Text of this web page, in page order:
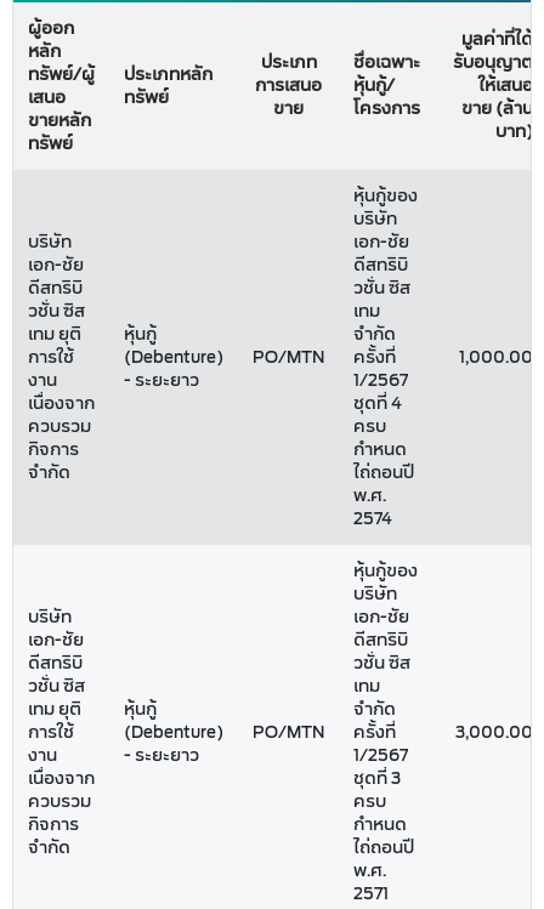
ผู้ออก
หลัก
ทรัพย์/ผู้
เสนอ
ขายหลัก
ทรัพย์
ประเภทหลัก
ทรัพย์
ประเภท
การเสนอ
ขาย
ชื่อเฉพาะ
หุ้นกู้/
โครงการ
มูลค่าที่ได้
รับอนุญาต
ให้เสนอ
ขาย (ล้าน
บาท)
บริษัท
เอก-ชัย
ดีสทริบิ
วชั่น ซิส
เทม ยุติ
การใช้
งาน
เนื่องจาก
ควบรวม
กิจการ
จำกัด
หุ้นกู้
(Debenture)
- ระยะยาว
PO/MTN
หุ้นกู้ของ
บริษัท
เอก-ชัย
ดีสทริบิ
วชั่น ซิส
เทม
จำกัด
ครั้งที่
1/2567
ชุดที่ 4
ครบ
กำหนด
ไถ่ถอนปี
พ.ศ.
2574
1,000.00
บริษัท
เอก-ชัย
ดีสทริบิ
วชั่น ซิส
เทม ยุติ
การใช้
งาน
เนื่องจาก
ควบรวม
กิจการ
จำกัด
หุ้นกู้
(Debenture)
- ระยะยาว
PO/MTN
หุ้นกู้ของ
บริษัท
เอก-ชัย
ดีสทริบิ
วชั่น ซิส
เทม
จำกัด
ครั้งที่
1/2567
ชุดที่ 3
ครบ
กำหนด
ไถ่ถอนปี
พ.ศ.
2571
3,000.00